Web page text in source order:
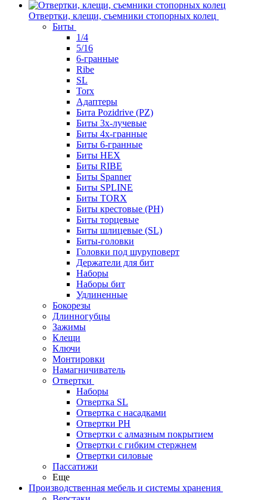
Отвертки, клещи, съемники стопорных колец
Биты
1/4
5/16
6-гранные
Ribe
SL
Torx
Адаптеры
Бита Pozidrive (PZ)
Биты 3х-лучевые
Биты 4х-гранные
Биты 6-гранные
Биты HEX
Биты RIBE
Биты Spanner
Биты SPLINE
Биты TORX
Биты крестовые (PH)
Биты торцевые
Биты шлицевые (SL)
Биты-головки
Головки под шуруповерт
Держатели для бит
Наборы
Наборы бит
Удлиненные
Бокорезы
Длинногубцы
Зажимы
Клещи
Ключи
Монтировки
Намагничиватель
Отвертки
Наборы
Отвертка SL
Отвертка с насадками
Отвертки PH
Отвертки с алмазным покрытием
Отвертки с гибким стержнем
Отвертки силовые
Пассатижи
Еще
Производственная мебель и системы хранения